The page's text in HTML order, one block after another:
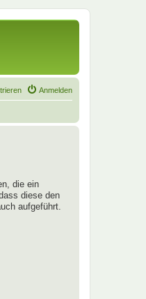
Anmelden
die ein
diese den
aufgeführt.